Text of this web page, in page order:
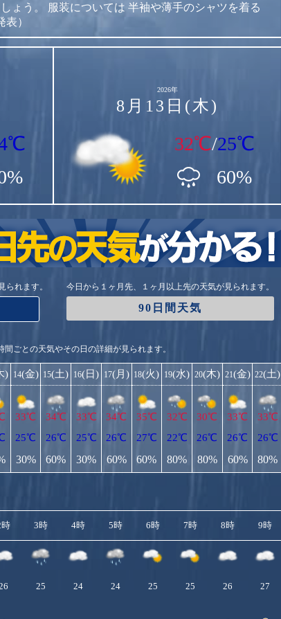
ょう。
服装については 半袖や薄手のシャツを着る
表）
2026年
8月13日(木)
32℃/25℃
60%
られます。 今日から１ヶ月先、１ヶ月以上先の天気が見られます。
90日間天気
間ごとの天気やその日の詳細が見られます。
) 14(金)
33℃
25℃
30%
15(土)
34℃
26℃
60%
16(日)
33℃
25℃
30%
17(月)
34℃
26℃
60%
18(火)
35℃
27℃
60%
19(水)
32℃
22℃
80%
20(木)
30℃
26℃
80%
21(金)
33℃
26℃
60%
22(土)
33℃
26℃
80%
3時 4時 5時 6時 7時 8時 9時
25 24 24 25 25 26 27